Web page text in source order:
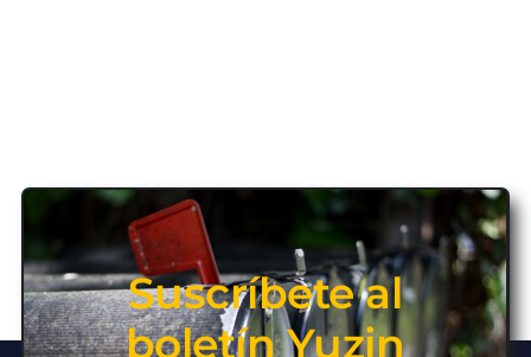
Suscríbete al
boletín Yuzin